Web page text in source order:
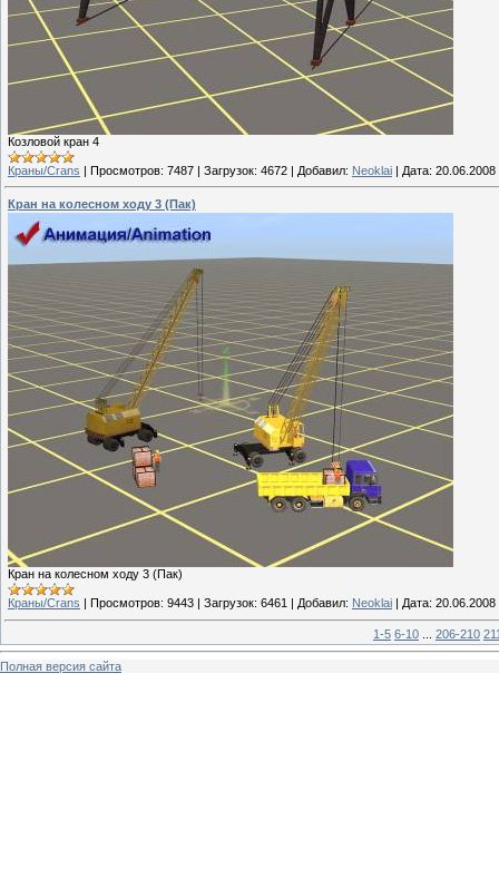
Козловой кран 4
Краны/Crans | Просмотров: 7487 | Загрузок: 4672 | Добавил: Neoklai | Дата: 20.06.2008
Кран на колесном ходу 3 (Пак)
Кран на колесном ходу 3 (Пак)
Краны/Crans Просмотров: 9443 Загрузок: 6461 Добавил: Neoklai Дата: 20.06.2008
1-5 6-10 206-210
Полная версия сайта